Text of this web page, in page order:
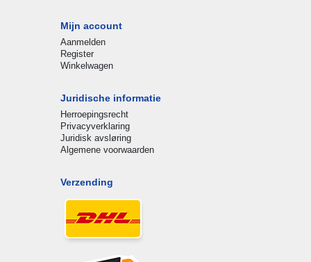
Mijn account
Aanmelden
Register
Winkelwagen
Juridische informatie
Herroepingsrecht
Privacyverklaring
Juridisk avsløring
Algemene voorwaarden
Verzending